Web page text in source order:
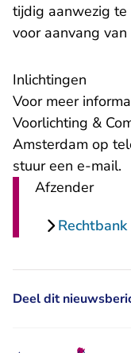
tijdig aanwezig te
voor aanvang
Inlichtingen
Voor meer
Voorlichting &
Amsterdam op
stuur een e-mail-
.
Afzender
Deel dit